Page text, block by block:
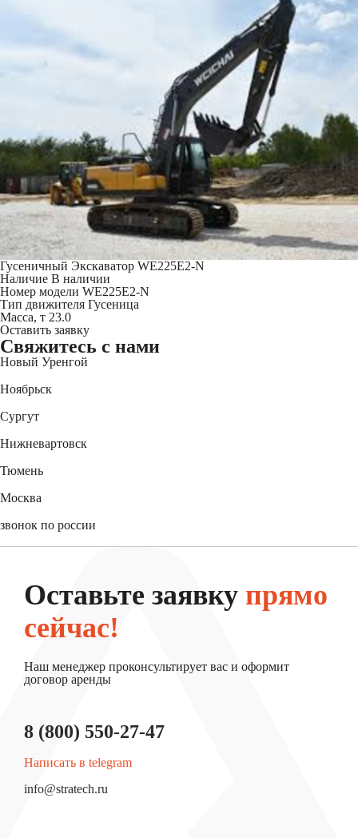
Гусеничный Экскаватор WE225E2-N
Наличие В наличии
Номер модели WE225E2-N
Тип движителя Гусеница
Масса, т 23.0
Оставить заявку
Свяжитесь с нами
Новый Уренгой
Ноябрьск
Сургут
Нижневартовск
Тюмень
Москва
звонок по россии
Оставьте заявку прямо
сейчас!
Наш менеджер проконсультирует вас и оформит
договор аренды
8 (800) 550-27-47
Написать в telegram
info@stratech.ru